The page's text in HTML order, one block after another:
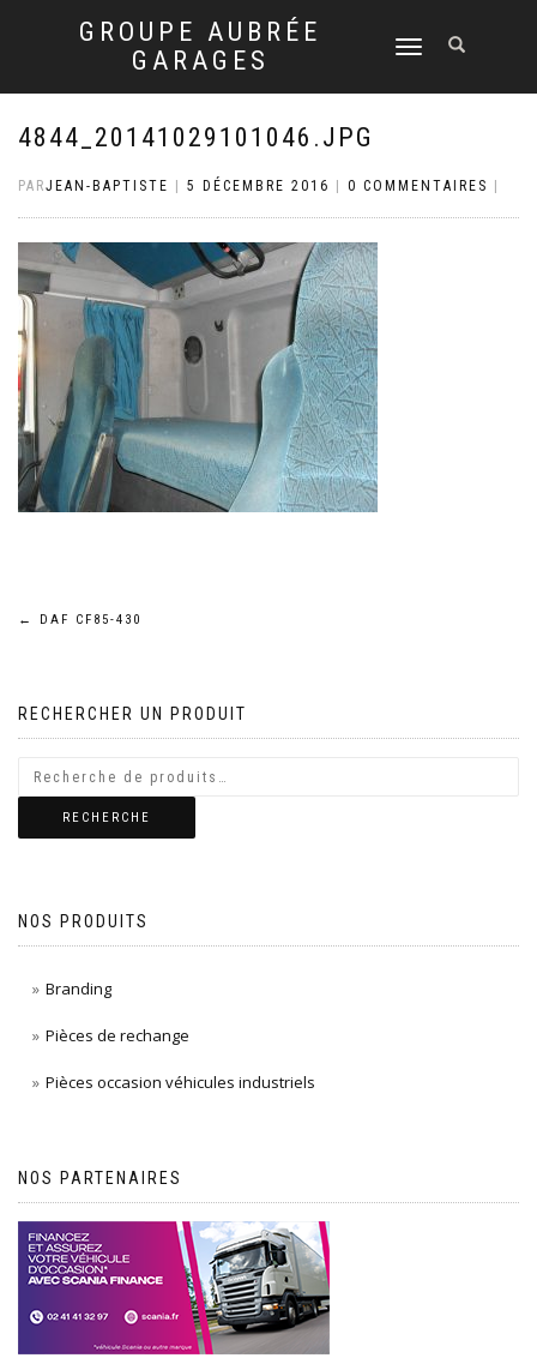
GROUPE AUBRÉE
GARAGES
DÉPLIER
NAVIGATION
4844_20141029101046.JPG
PARJEAN-BAPTISTE 5 DÉCEMBRE 2016 0 COMMENTAIRES
Navigation
l’article
← DAF CF85-430
RECHERCHER UN PRODUIT
RECHERCHE
NOS PRODUITS
Branding
Pièces de rechange
Pièces occasion véhicules industriels
NOS PARTENAIRES